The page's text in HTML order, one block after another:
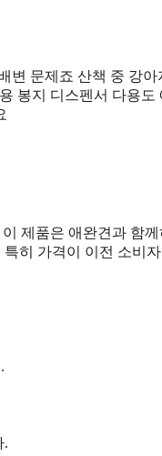
변 문제죠 산책 중 강아
봉지 디스펜서 다용도
제품은 애완견과 함께
히 가격이 이전 소비
.